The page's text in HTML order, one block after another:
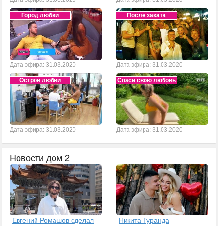
Город любви
Дата эфира: 31.03.2020
После заката
Дата эфира: 31.03.2020
Остров любви
Дата эфира: 31.03.2020
Спаси свою любовь
Дата эфира: 31.03.2020
Новости дом 2
Евгений Ромашов сделал
Никита Гуранда